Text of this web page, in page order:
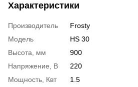
Характеристики
Производитель
Frosty
Модель
HS 30
Высота, мм
900
Напряжение, В
220
Мощность, Квт
1.5